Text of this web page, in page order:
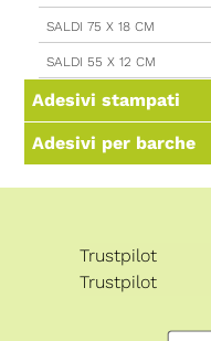
SALDI 75 X 18 CM
SALDI 55 X 12 CM
Adesivi stampati
Adesivi per barche
Trustpilot
Trustpilot